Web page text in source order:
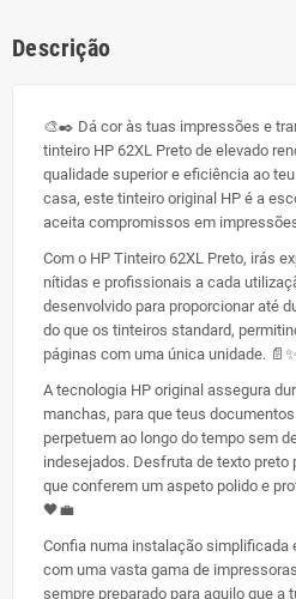
Descrição
🎨✒️ Dá cor às tuas impressões e
tinteiro HP 62XL Preto de elevado
qualidade superior e eficiência ao
casa, este tinteiro original HP é a
aceita compromissos em
Com o HP Tinteiro 62XL Preto, irás
nítidas e profissionais a cada
desenvolvido para proporcionar até
do que os tinteiros standard,
páginas com uma única unidade. 📄✨
A tecnologia HP original assegura
manchas, para que teus
perpetuem ao longo do tempo sem
indesejados. Desfruta de texto preto
que conferem um aspeto polido e
🖤💼
Confia numa instalação simplificada
com uma vasta gama de
sempre preparado para aquilo que a